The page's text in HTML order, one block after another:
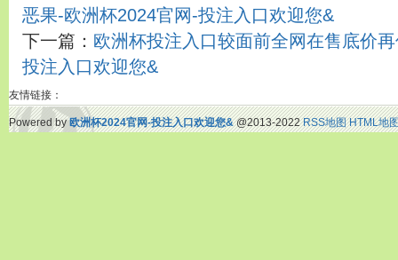
恶果-欧洲杯2024官网-投注入口欢迎您&
下一篇： 欧洲杯投注入口较面前全网在售底价
投注入口欢迎您&
友情链接：
Powered by欧洲杯2024官网-投注入口欢迎您&@2013-2022RSS地图 HTML地